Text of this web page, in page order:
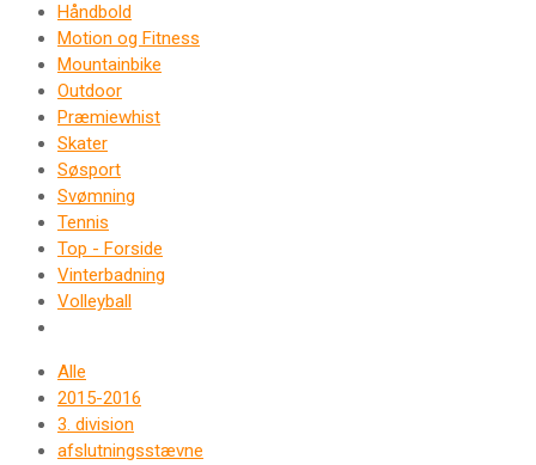
Håndbold
Motion og Fitness
Mountainbike
Outdoor
Præmiewhist
Skater
Søsport
Svømning
Tennis
Top - Forside
Vinterbadning
Volleyball
Alle
2015-2016
3. division
afslutningsstævne